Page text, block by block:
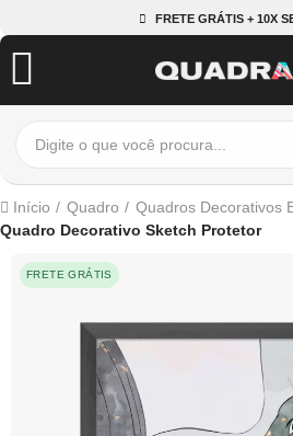
FRETE GRÁTIS + 10X
Início Quadro
Quadros Decorativos
Quadro Decorativo Sketch Protetor
FRETE GRÁTIS